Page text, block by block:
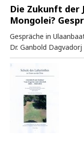
Die Zukunft der
Mongolei?
Gespräche in
Dr. Ganbold